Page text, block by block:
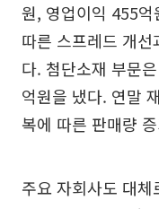
원, 영업이익 455억
따른 스프레드 개
다. 첨단소재 부문
억원을 냈다. 연말
복에 따른 판매량
주요 자회사도 대